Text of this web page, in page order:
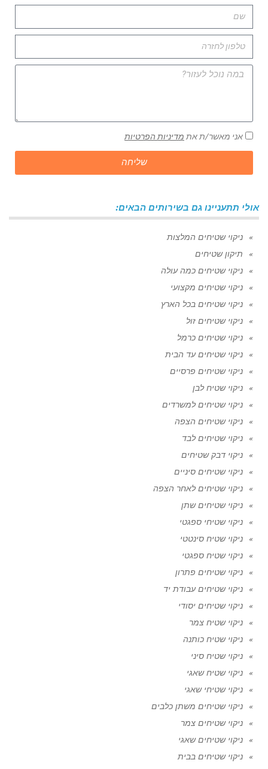
אני מאשר/ת את מדיניות הפרטיות
שליחה
אולי תתעניינו גם בשירותים הבאים:
ניקוי שטיחים המלצות
תיקון שטיחים
ניקוי שטיחים כמה עולה
ניקוי שטיחים מקצועי
ניקוי שטיחים בכל הארץ
ניקוי שטיחים זול
ניקוי שטיחים כרמל
ניקוי שטיחים עד הבית
ניקוי שטיחים פרסיים
ניקוי שטיח לבן
ניקוי שטיחים למשרדים
ניקוי שטיחים הצפה
ניקוי שטיחים לבד
ניקוי דבק שטיחים
ניקוי שטיחים סיניים
ניקוי שטיחים לאחר הצפה
ניקוי שטיחים שתן
ניקוי שטיחי ספגטי
ניקוי שטיח סינטטי
ניקוי שטיח ספגטי
ניקוי שטיחים פתרון
ניקוי שטיחים עבודת יד
ניקוי שטיחים יסודי
ניקוי שטיח צמר
ניקוי שטיח כותנה
ניקוי שטיח סיני
ניקוי שטיח שאגי
ניקוי שטיחי שאגי
ניקוי שטיחים משתן כלבים
ניקוי שטיחים צמר
ניקוי שטיחים שאגי
ניקוי שטיחים בבית